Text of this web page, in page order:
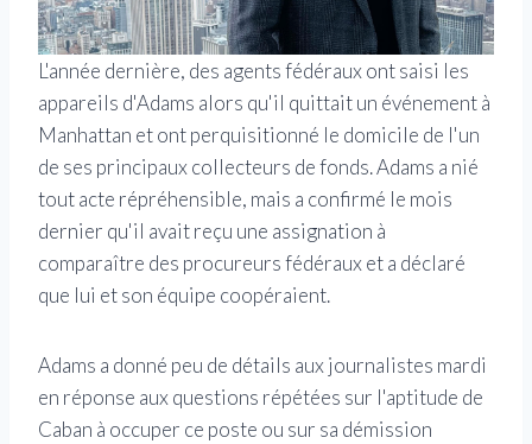
L'année dernière, des agents fédéraux ont saisi les
appareils d'Adams alors qu'il quittait un événement à
Manhattan et ont perquisitionné le domicile de l'un
de ses principaux collecteurs de fonds. Adams a nié
tout acte répréhensible, mais a confirmé le mois
dernier qu'il avait reçu une assignation à
comparaître des procureurs fédéraux et a déclaré
que lui et son équipe coopéraient.
Adams a donné peu de détails aux journalistes mardi
en réponse aux questions répétées sur l'aptitude de
Caban à occuper ce poste ou sur sa démission